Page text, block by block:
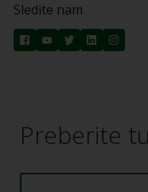
Sledite nam
Preberite